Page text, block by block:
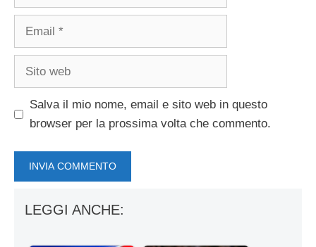
Email
Sito
Salva il mio nome, email e sito web in questo
browser per la prossima volta che commento.
LEGGI ANCHE: